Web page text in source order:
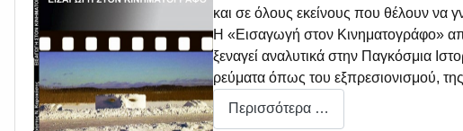
και σε όλους εκείνους που θέλουν να
Η «Εισαγωγή στον Κινηματογράφο»
ξεναγεί αναλυτικά στην Παγκόσμια
ρεύματα όπως του εξπρεσιονισμού,
Περισσότερα …